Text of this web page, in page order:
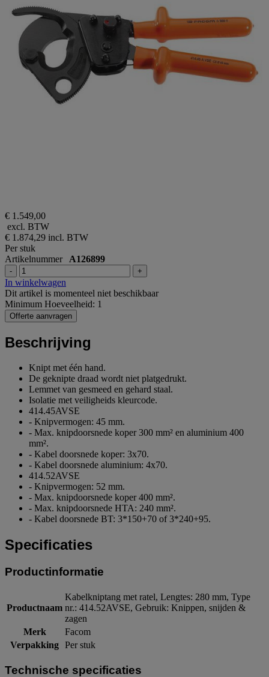
€ 1.549,00
excl. BTW
€ 1.874,29 incl. BTW
Per stuk
Artikelnummer A126899
- +
In winkelwagen
Dit artikel is momenteel niet beschikbaar
Minimum Hoeveelheid: 1
Offerte aanvragen
Beschrijving
Knipt met één hand.
De geknipte draad wordt niet platgedrukt.
Lemmet van gesmeed en gehard staal.
Isolatie met veiligheids kleurcode.
414.45AVSE
- Knipvermogen: 45 mm.
- Max. knipdoorsnede koper 300 mm² en aluminium 400
mm².
- Kabel doorsnede koper: 3x70.
- Kabel doorsnede aluminium: 4x70.
414.52AVSE
- Knipvermogen: 52 mm.
- Max. knipdoorsnede koper 400 mm².
- Max. knipdoorsnede HTA: 240 mm².
- Kabel doorsnede BT: 3*150+70 of 3*240+95.
Specificaties
Productinformatie
Productnaam
Kabelkniptang met ratel, Lengtes: 280 mm, Type
nr.: 414.52AVSE, Gebruik: Knippen, snijden &
zagen
Merk
Facom
Verpakking Per stuk
Technische specificaties